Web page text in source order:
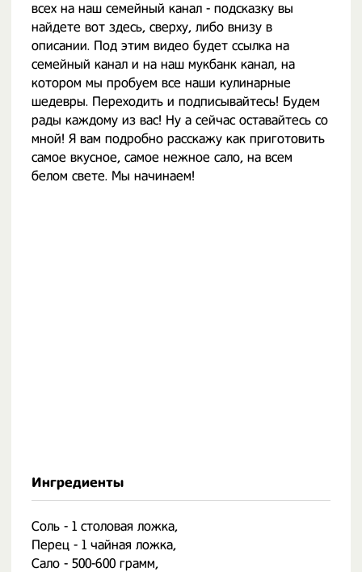
всех на наш семейный канал - подсказку вы
найдете вот здесь, сверху, либо внизу в
описании. Под этим видео будет ссылка на
семейный канал и на наш мукбанк канал, на
котором мы пробуем все наши кулинарные
шедевры. Переходить и подписывайтесь! Будем
рады каждому из вас! Ну а сейчас оставайтесь со
мной! Я вам подробно расскажу как приготовить
самое вкусное, самое нежное сало, на всем
белом свете. Мы начинаем!
Ингредиенты
Соль - 1 столовая ложка,
Перец - 1 чайная ложка,
Сало - 500-600 грамм,